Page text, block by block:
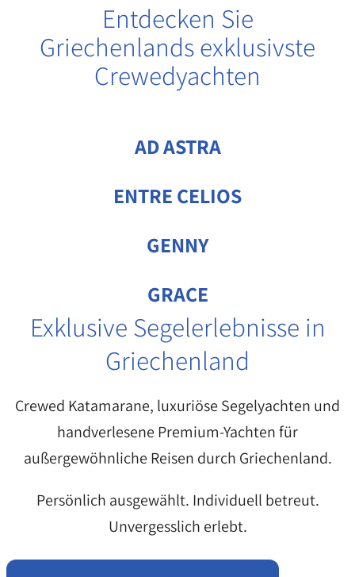
Entdecken Sie
Griechenlands exklusivste
Crewedyachten
AD ASTRA​
ENTRE CELIOS
GENNY
GRACE
Exklusive Segelerlebnisse in
Griechenland
Crewed Katamarane, luxuriöse Segelyachten und
handverlesene Premium-Yachten für
außergewöhnliche Reisen durch Griechenland.
Persönlich ausgewählt. Individuell betreut.
Unvergesslich erlebt.